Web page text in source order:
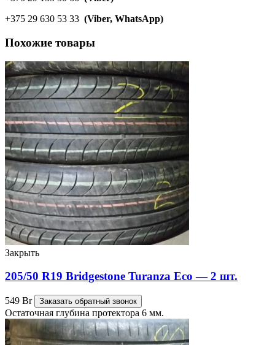
+375 29 630 53 33 (Viber, WhatsApp)
Похожие товары
Закрыть
205/50 R19 Bridgestone Turanza Eco — 2 шт.
549 Br Заказать обратный звонок
Остаточная глубина протектора 6 мм.